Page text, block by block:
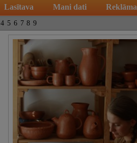
Lasītava Mani dati Reklāma
4 5 6 7 8 9